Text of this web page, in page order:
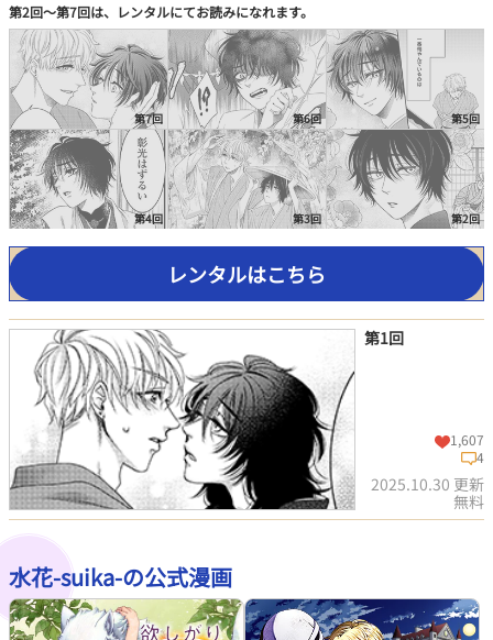
第2回〜第7回は、レンタルにてお読みになれます。
第7回 第6回 第5回
第4回 第3回 第2回
レンタルはこちら
この話を読む コメントを見る
第1回
1,607
4
2025.10.30 更新
無料
水花-suika-の公式漫画